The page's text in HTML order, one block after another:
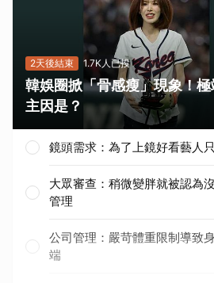
2天後結束 1.7K人已投
韓娛圈掀「骨感瘦」現象！極
主因是？
鏡頭需求：為了上鏡好看藝人
大眾審查：稍微變胖就被認為
管理
公司管理：嚴苛體重限制導致
端